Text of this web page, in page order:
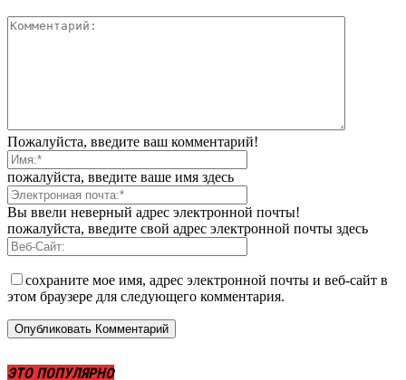
Пожалуйста, введите ваш комментарий!
пожалуйста, введите ваше имя здесь
Вы ввели неверный адрес электронной почты!
пожалуйста, введите свой адрес электронной почты здесь
сохраните мое имя, адрес электронной почты и веб-сайт в
этом браузере для следующего комментария.
ЭТО ПОПУЛЯРНО